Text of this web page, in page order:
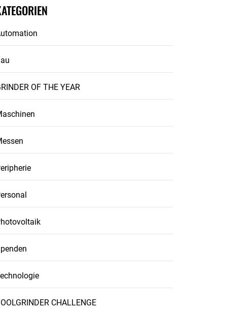
OF THE YEAR
CHALLENGE